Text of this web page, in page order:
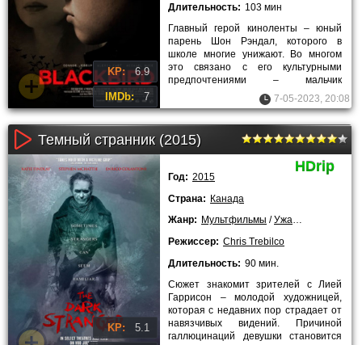
KP: 6.9
IMDb: 7
Длительность: 103 мин
Главный герой киноленты – юный
парень Шон Рэндал, которого в
школе многие унижают. Во многом
это связано с его культурными
предпочтениями – мальчик
неформал, а для подростков
нестандартное
7-05-2023, 20:08
Темный странник (2015)
KP: 5.1
HDrip
Год: 2015
Страна: Канада
Жанр: Мультфильмы /Ужасы
Режиссер: Chris Trebilco
Длительность: 90 мин.
Сюжет знакомит зрителей с Лией
Гаррисон – молодой художницей,
которая с недавних пор страдает от
навязчивых видений. Причиной
галлюцинаций девушки становится